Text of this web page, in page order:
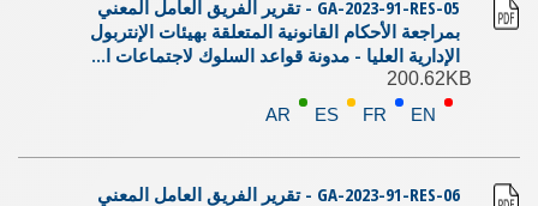
GA-2023-91-RES-05 - تقرير الفريق العامل المعني
بمراجعة الأحكام القانونية المتعلقة بهيئات الإنتربول
الإدارية العليا - مدونة قواعد السلوك لاجتماعات ا...
200.62KB
EN
FR
ES
AR
GA-2023-91-RES-06 - تقرير الفريق العامل المعني